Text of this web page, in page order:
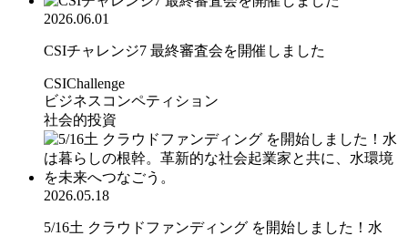
2026.06.01
CSIチャレンジ7 最終審査会を開催しました
CSIChallenge
ビジネスコンペティション
社会的投資
2026.05.18
5/16土 クラウドファンディング を開始しました！水